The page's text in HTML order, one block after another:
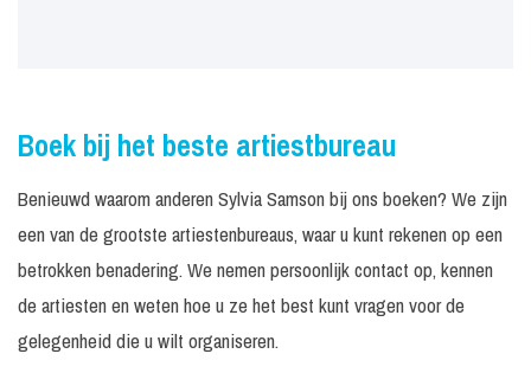
Boek bij het beste artiestbureau
Benieuwd waarom anderen Sylvia Samson bij ons boeken? We zijn
een van de grootste artiestenbureaus, waar u kunt rekenen op een
betrokken benadering. We nemen persoonlijk contact op, kennen
de artiesten en weten hoe u ze het best kunt vragen voor de
gelegenheid die u wilt organiseren.